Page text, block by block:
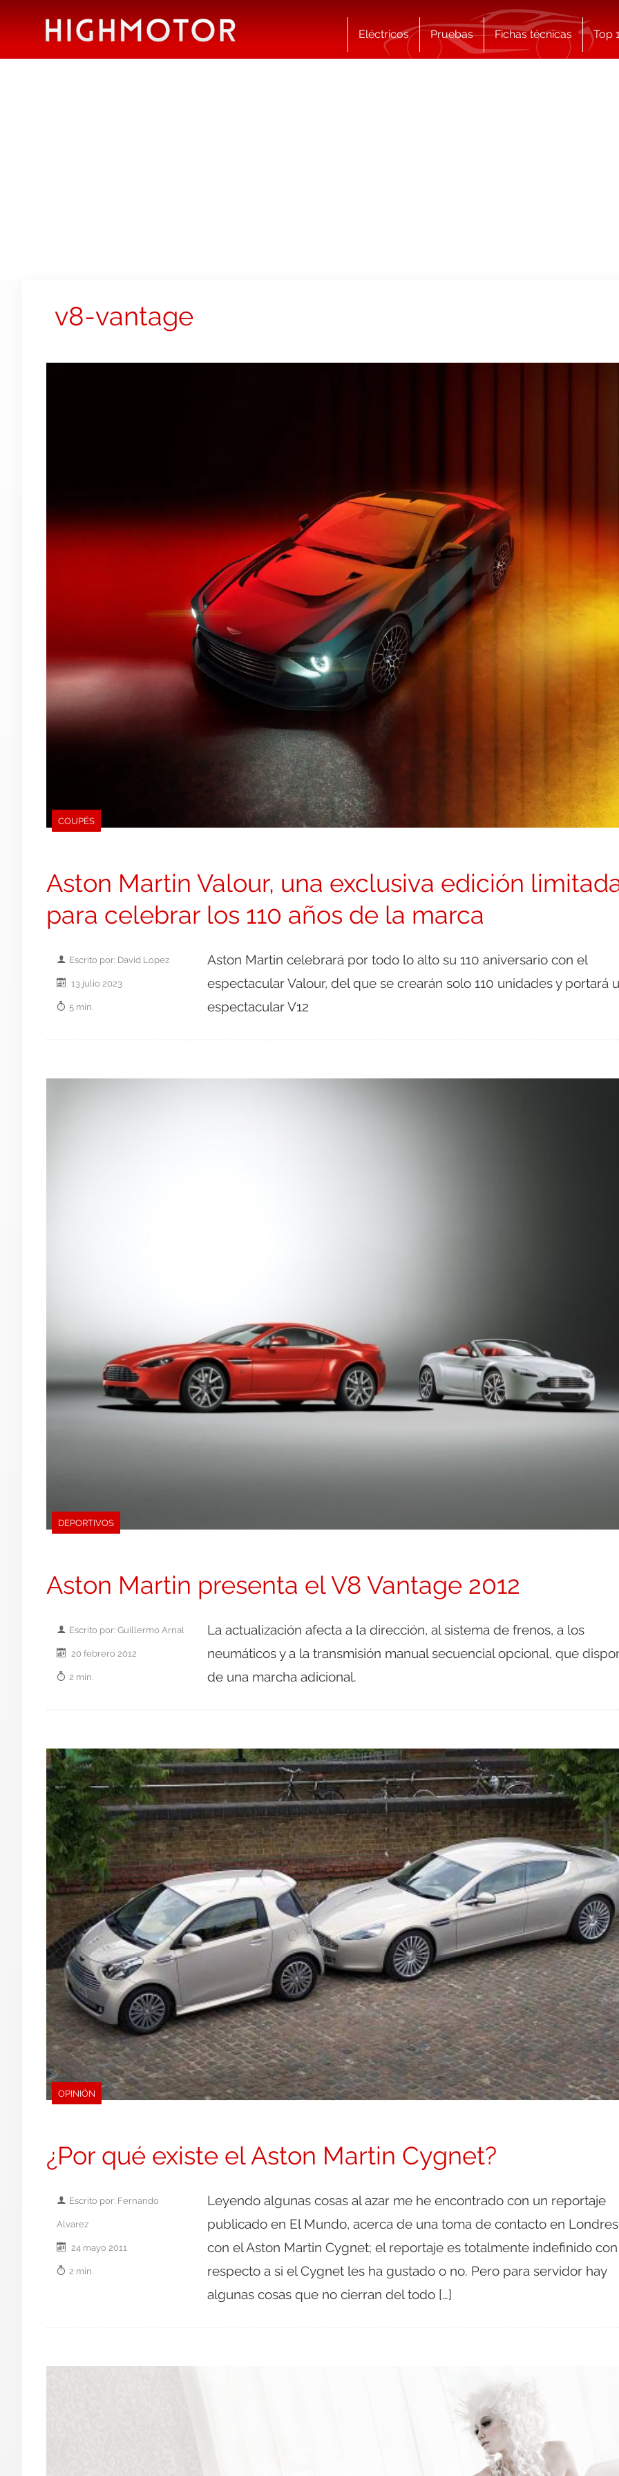
Eléctricos Pruebas Fichas técnicas Top
v8-vantage
COUPÉS
Aston Martin Valour, una exclusiva edición
para celebrar los 110 años de la marca
Escrito por: David Lopez
13 julio 2023
5 min.
Aston Martin celebrará por todo lo alto su 110 aniversario con el
espectacular Valour, del que se crearán solo 110 unidades y portará
espectacular V12
DEPORTIVOS
Aston Martin presenta el V8 Vantage 2012
Escrito por: Guillermo Arnal
20 febrero 2012
2 min.
La actualización afecta a la dirección, al sistema de frenos, a los
neumáticos y a la transmisión manual secuencial opcional, que
de una marcha adicional.
OPINIÓN
¿Por qué existe el Aston Martin Cygnet?
Escrito por: Fernando
Alvarez
24 mayo 2011
2 min.
Leyendo algunas cosas al azar me he encontrado con un reportaje
publicado en El Mundo, acerca de una toma de contacto en Londres
con el Aston Martin Cygnet; el reportaje es totalmente indefinido con
respecto a si el Cygnet les ha gustado o no. Pero para servidor hay
algunas cosas que no cierran del todo […]